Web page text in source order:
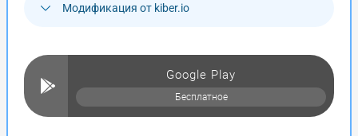
Модификация от kiber.io
Google Play
Бесплатное